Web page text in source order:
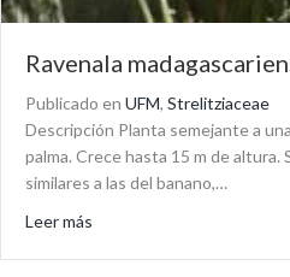
Ravenala
Publicado en UFM, Strelitziaceae
Descripción Planta semejante a
palma. Crece hasta 15 m de altura.
similares a las del banano,…
Leer más